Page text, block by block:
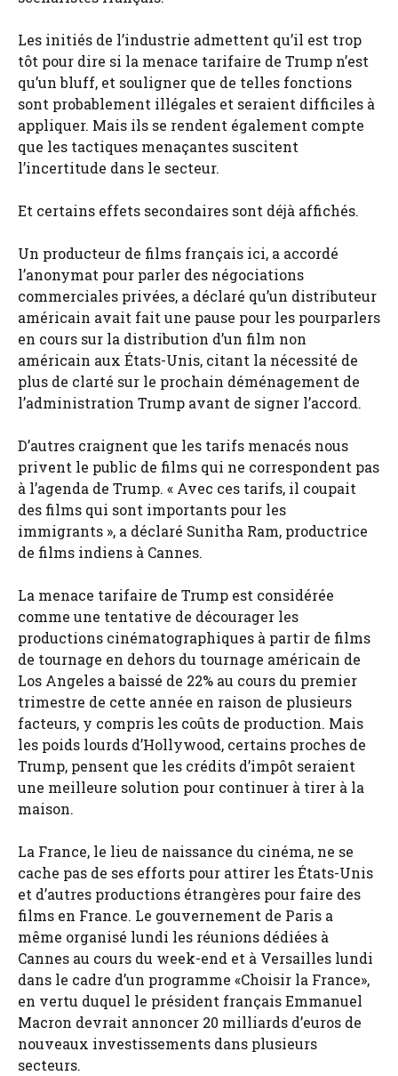
Les initiés de l’industrie admettent qu’il est trop
tôt pour dire si la menace tarifaire de Trump n’est
qu’un bluff, et souligner que de telles fonctions
sont probablement illégales et seraient difficiles à
appliquer. Mais ils se rendent également compte
que les tactiques menaçantes suscitent
l’incertitude dans le secteur.
Et certains effets secondaires sont déjà affichés.
Un producteur de films français ici, a accordé
l’anonymat pour parler des négociations
commerciales privées, a déclaré qu’un distributeur
américain avait fait une pause pour les pourparlers
en cours sur la distribution d’un film non
américain aux États-Unis, citant la nécessité de
plus de clarté sur le prochain déménagement de
l’administration Trump avant de signer l’accord.
D’autres craignent que les tarifs menacés nous
privent le public de films qui ne correspondent pas
à l’agenda de Trump. « Avec ces tarifs, il coupait
des films qui sont importants pour les
immigrants », a déclaré Sunitha Ram, productrice
de films indiens à Cannes.
La menace tarifaire de Trump est considérée
comme une tentative de décourager les
productions cinématographiques à partir de films
de tournage en dehors du tournage américain de
Los Angeles a baissé de 22% au cours du premier
trimestre de cette année en raison de plusieurs
facteurs, y compris les coûts de production. Mais
les poids lourds d’Hollywood, certains proches de
Trump, pensent que les crédits d’impôt seraient
une meilleure solution pour continuer à tirer à la
maison.
La France, le lieu de naissance du cinéma, ne se
cache pas de ses efforts pour attirer les États-Unis
et d’autres productions étrangères pour faire des
films en France. Le gouvernement de Paris a
même organisé lundi les réunions dédiées à
Cannes au cours du week-end et à Versailles lundi
dans le cadre d’un programme «Choisir la France»,
en vertu duquel le président français Emmanuel
Macron devrait annoncer 20 milliards d’euros de
nouveaux investissements dans plusieurs
secteurs.